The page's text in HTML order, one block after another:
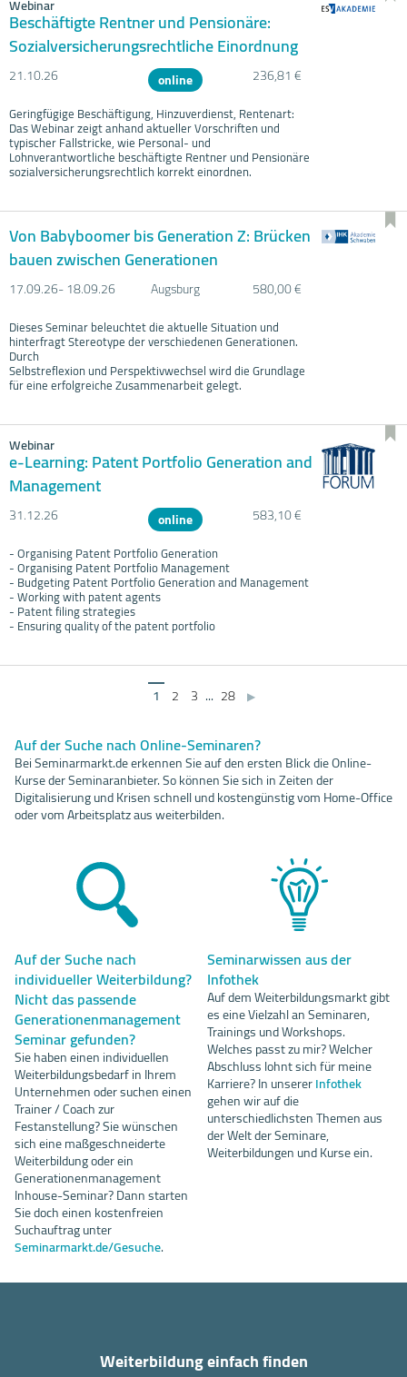
Webinar
Beschäftigte Rentner und Pensionäre:
Sozialversicherungsrechtliche Einordnung
21.10.26 online 236,81 €
Geringfügige Beschäftigung, Hinzuverdienst, Rentenart:
Das Webinar zeigt anhand aktueller Vorschriften und
typischer Fallstricke, wie Personal- und
Lohnverantwortliche beschäftigte Rentner und Pensionäre
sozialversicherungsrechtlich korrekt einordnen.
Von Babyboomer bis Generation Z: Brücken
bauen zwischen Generationen
17.09.26- 18.09.26 Augsburg 580,00 €
Dieses Seminar beleuchtet die aktuelle Situation und
hinterfragt Stereotype der verschiedenen Generationen.
Durch
Selbstreflexion und Perspektivwechsel wird die Grundlage
für eine erfolgreiche Zusammenarbeit gelegt.
Webinar
e-Learning: Patent Portfolio Generation and
Management
31.12.26 online 583,10 €
- Organising Patent Portfolio Generation
- Organising Patent Portfolio Management
- Budgeting Patent Portfolio Generation and Management
- Working with patent agents
- Patent filing strategies
- Ensuring quality of the patent portfolio
1 2 3 ... 28 ▶
Auf der Suche nach Online-Seminaren?
Bei Seminarmarkt.de erkennen Sie auf den ersten Blick die Online-
Kurse der Seminaranbieter. So können Sie sich in Zeiten der
Digitalisierung und Krisen schnell und kostengünstig vom Home-Office
oder vom Arbeitsplatz aus weiterbilden.
Auf der Suche nach
individueller Weiterbildung?
Nicht das passende
Generationenmanagement
Seminar gefunden?
Sie haben einen individuellen
Weiterbildungsbedarf in Ihrem
Unternehmen oder suchen einen
Trainer / Coach zur
Festanstellung? Sie wünschen
sich eine maßgeschneiderte
Weiterbildung oder ein
Generationenmanagement
Inhouse-Seminar? Dann starten
Sie doch einen kostenfreien
Suchauftrag unter
Seminarmarkt.de/Gesuche.
Seminarwissen aus der
Infothek
Auf dem Weiterbildungsmarkt gibt
es eine Vielzahl an Seminaren,
Trainings und Workshops.
Welches passt zu mir? Welcher
Abschluss lohnt sich für meine
Karriere? In unsererInfothek
gehen wir auf die
unterschiedlichsten Themen aus
der Welt der Seminare,
Weiterbildungen und Kurse ein.
Weiterbildung einfach finden